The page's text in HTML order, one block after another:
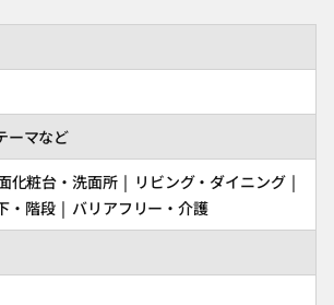
ーマなど
化粧台・洗面所 | リビング・ダイニング |
・階段 | バリアフリー・介護